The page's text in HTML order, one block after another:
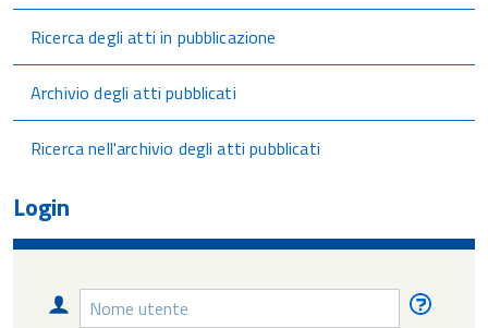
Ricerca degli atti in pubblicazione
Archivio degli atti pubblicati
Ricerca nell'archivio degli atti pubblicati
Login
Nome
utente